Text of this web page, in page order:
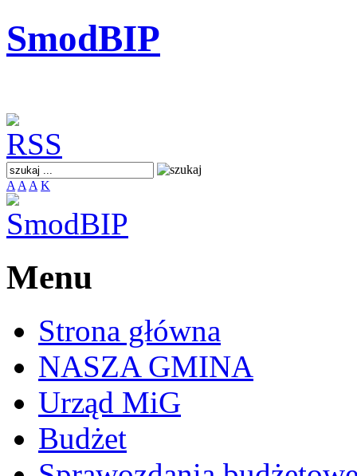
SmodBIP
A A A K
Menu
Strona główna
NASZA GMINA
Urząd MiG
Budżet